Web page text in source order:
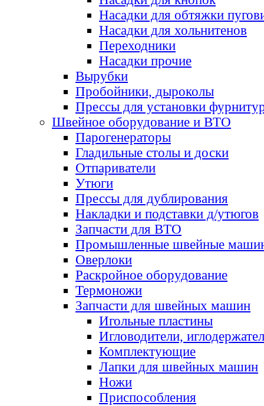
Насадки для обтяжки
Насадки для хольнитенов
Переходники
Насадки прочие
Вырубки
Пробойники, дыроколы
Прессы для установки
Швейное оборудование и ВТО
Парогенераторы
Гладильные столы и доски
Отпариватели
Утюги
Прессы для дублирования
Накладки и подставки д/утюгов
Запчасти для ВТО
Промышленные швейные
Оверлоки
Раскройное оборудование
Термоножи
Запчасти для швейных машин
Игольные пластины
Игловодители,
Комплектующие
Лапки для швейных машин
Ножи
Приспособления